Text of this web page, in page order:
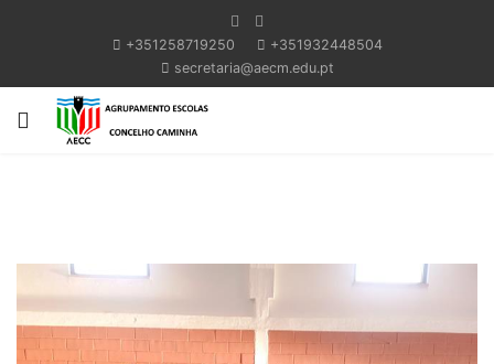
+351258719250
+351932448504
secretaria@aecm.edu.pt